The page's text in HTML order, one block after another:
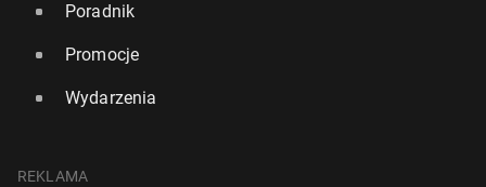
Poradnik
Promocje
Wydarzenia
REKLAMA